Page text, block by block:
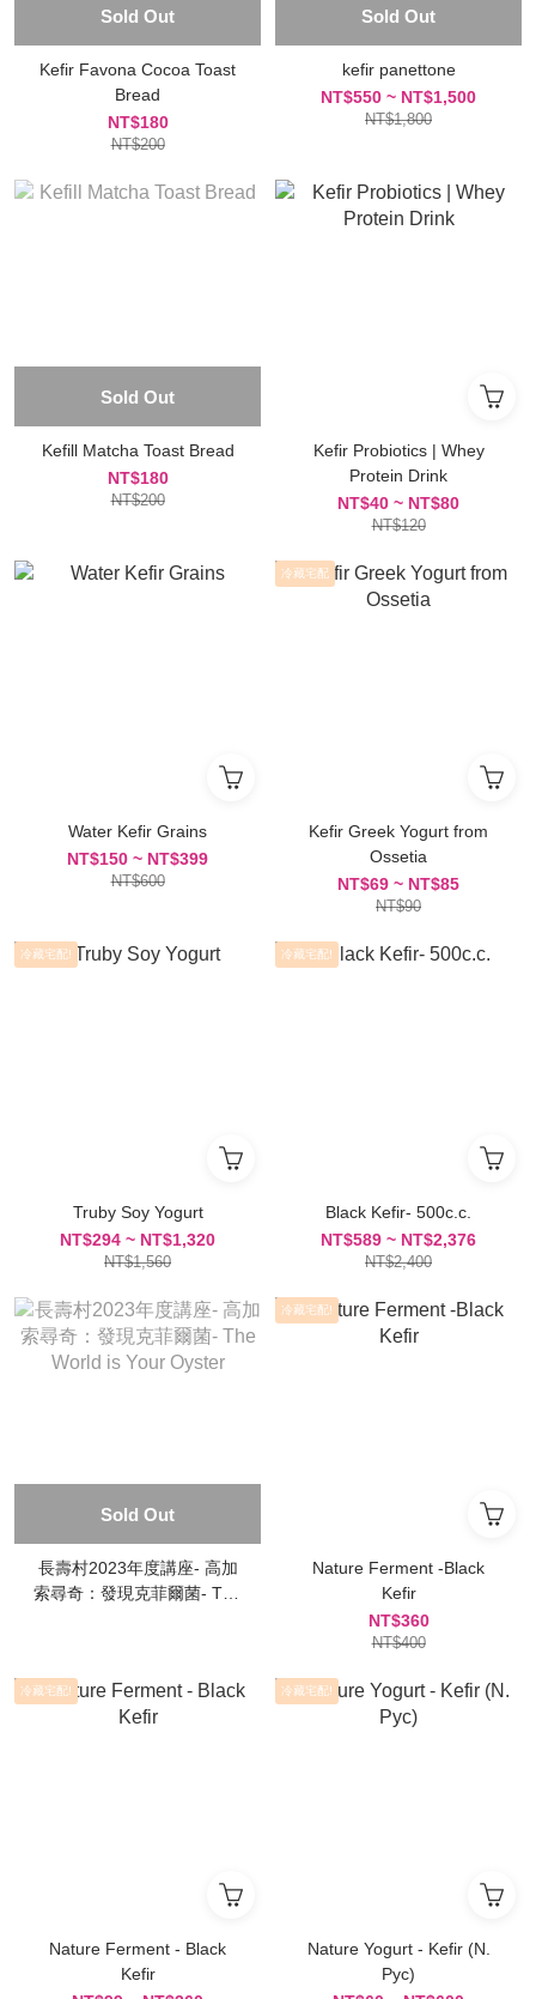
Sold Out
Kefir Favona Cocoa Toast
Bread
NT$180
NT$200
Sold Out
kefir panettone
NT$550 ~ NT$1,500
NT$1,800
Sold Out
Kefill Matcha Toast Bread
NT$180
NT$200
Kefir Probiotics | Whey
Protein Drink
NT$40 ~ NT$80
NT$120
Water Kefir Grains
NT$150 ~ NT$399
NT$600
冷藏宅配
Kefir Greek Yogurt from
Ossetia
NT$69 ~ NT$85
NT$90
冷藏宅配!
Truby Soy Yogurt
NT$294 ~ NT$1,320
NT$1,560
冷藏宅配!
Black Kefir- 500c.c.
NT$589 ~ NT$2,376
NT$2,400
Sold Out
長壽村2023年度講座- 高加
索尋奇：發現克菲爾菌- The
冷藏宅配!
Nature Ferment -Black
Kefir
NT$360
NT$400
冷藏宅配!
Nature Ferment - Black
Kefir
冷藏宅配!
Nature Yogurt - Kefir (N.
Pyc)